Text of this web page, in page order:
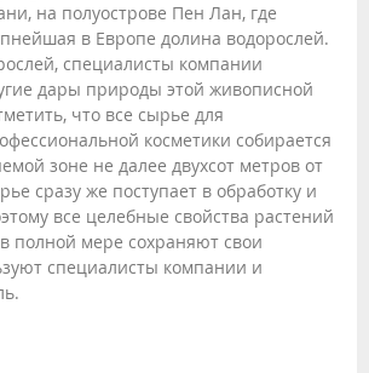
на полуострове Пен Лан, где
в Европе долина водорослей.
специалисты компании
дары природы этой живописной
что все сырье для
косметики собирается
зоне не далее двухсот метров от
сразу же поступает в обработку и
все целебные свойства растений
полной мере сохраняют свои
специалисты компании и